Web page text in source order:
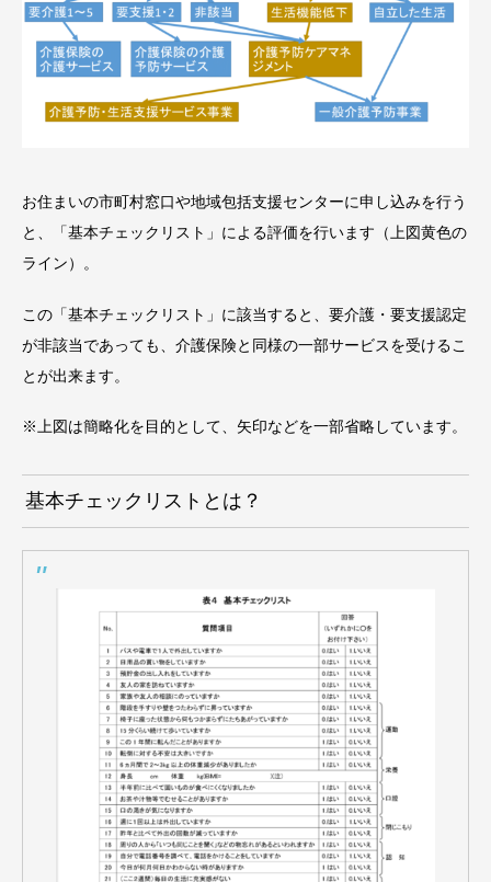
お住まいの市町村窓口や地域包括支援センターに申し込みを行う
と、「基本チェックリスト」による評価を行います（上図黄色の
ライン）。
この「基本チェックリスト」に該当すると、要介護・要支援認定
が非該当であっても、介護保険と同様の一部サービスを受けるこ
とが出来ます。
※上図は簡略化を目的として、矢印などを一部省略しています。
基本チェックリストとは？